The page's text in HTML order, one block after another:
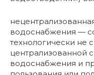
водоснабжения —
технологически не
централизованной
водоснабжения и